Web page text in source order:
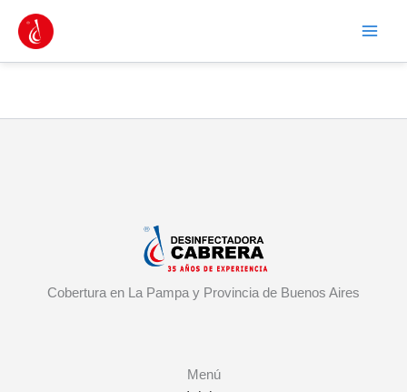
contenido
Cobertura en La Pampa y Provincia de Buenos Aires
Menú